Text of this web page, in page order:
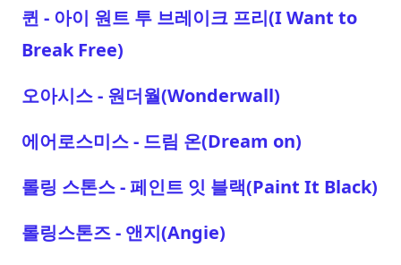
퀸 - 아이 원트 투 브레이크 프리(I Want to
Break Free)
오아시스 - 원더월(Wonderwall)
에어로스미스 - 드림 온(Dream on)
롤링 스톤스 - 페인트 잇 블랙(Paint It Black)
롤링스톤즈 - 앤지(Angie)